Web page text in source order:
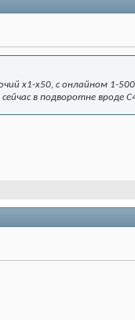
х1-х50, с онлайном 1-
в подворотне вроде